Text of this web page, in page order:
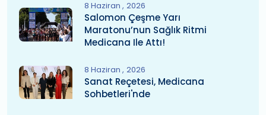
8 Haziran 2026
Salomon Çeşme Yarı
Maratonu’nun Sağlık Ritmi
Medicana Ile Attı!
8 Haziran 2026
Sanat Reçetesi, Medicana
Sohbetleri'nde